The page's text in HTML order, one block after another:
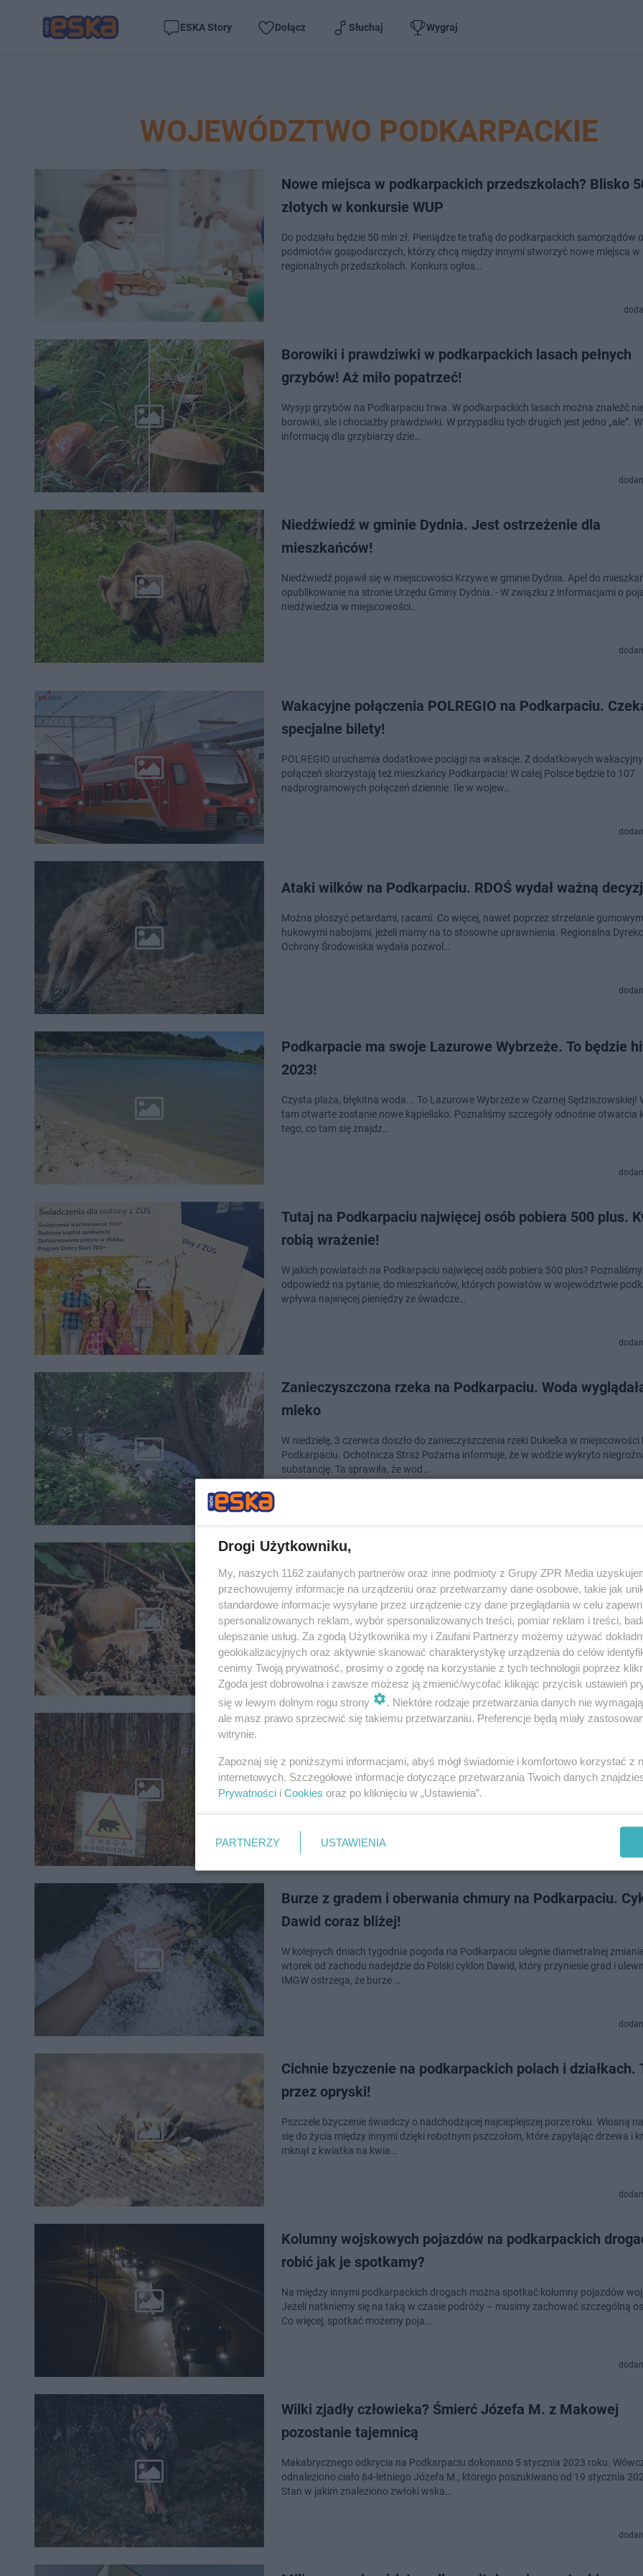
ESKA Story Dołącz Słuchaj Wygraj
WOJEWÓDZTWO PODKARPACKIE
Nowe miejsca w podkarpackich przedszkolach? Blisko
złotych w konkursie WUP
Do podziału będzie 50 mln zł. Pieniądze te trafią do podkarpackich samorządów
podmiotów gospodarczych, którzy chcą między innymi stworzyć nowe miejsca w
regionalnych przedszkolach. Konkurs ogłos…
Borowiki i prawdziwki w podkarpackich lasach pełnych
grzybów! Aż miło popatrzeć!
Wysyp grzybów na Podkarpaciu trwa. W podkarpackich lasach można znaleźć
borowiki, ale i chociażby prawdziwki. W przypadku tych drugich jest jedno „ale”.
informacją dla grzybiarzy dzie…
Niedźwiedź w gminie Dydnia. Jest ostrzeżenie dla
mieszkańców!
Niedźwiedź pojawił się w miejscowości Krzywe w gminie Dydnia. Apel do
opublikowanie na stronie Urzędu Gminy Dydnia. - W związku z informacjami o
niedźwiedzia w miejscowości…
Wakacyjne połączenia POLREGIO na Podkarpaciu.
specjalne bilety!
POLREGIO uruchamia dodatkowe pociągi na wakacje. Z dodatkowych
połączeń skorzystają też mieszkańcy Podkarpacia! W całej Polsce będzie to 107
nadprogramowych połączeń dziennie. Ile w wojew…
Ataki wilków na Podkarpaciu. RDOŚ wydał ważną
Można płoszyć petardami, racami. Co więcej, nawet poprzez strzelanie
hukowymi nabojami, jeżeli mamy na to stosowne uprawnienia. Regionalna
Ochrony Środowiska wydała pozwol…
Podkarpacie ma swoje Lazurowe Wybrzeże. To będzie
2023!
Czysta plaża, błękitna woda... To Lazurowe Wybrzeże w Czarnej Sędziszowskiej!
tam otwarte zostanie nowe kąpielisko. Poznaliśmy szczegóły odnośnie otwarcia
tego, co tam się znajdz…
Tutaj na Podkarpaciu najwięcej osób pobiera 500 plus.
robią wrażenie!
W jakich powiatach na Podkarpaciu najwięcej osób pobiera 500 plus? Poznaliśmy
odpowiedź na pytanie, do mieszkańców, których powiatów w województwie
wpływa najwięcej pieniędzy ze świadcze…
Zanieczyszczona rzeka na Podkarpaciu. Woda
mleko
W niedzielę, 3 czerwca doszło do zanieczyszczenia rzeki Dukielka w miejscowości
Podkarpaciu. Ochotnicza Straż Pożarna informuje, że w wodzie wykryto
substancję. Ta sprawiła, że wod…
Grzybobranie na Podkarpaciu. „Wszystkie grzybiarki i
grzybiarze – zaczęło się”
W podkarpackich lasach, ale i na łąkach, polanach a nawet w przydomowych
pojawiły się grzyby. Jest ich coraz więcej! Miłośnicy grzybobrania już zacierają
pierwszy w tym roku …
Ostrzeżenie dla 9 miejscowości na Podkarpaciu. Uwaga
Regionalna Dyrekcja Ochrony Środowiska w Rzeszowie ostrzega przed coraz
pojawiającymi się niedźwiedziami w dziewięciu gminach województwa
Burze z gradem i oberwania chmury na Podkarpaciu.
Dawid coraz bliżej!
W kolejnych dniach tygodnia pogoda na Podkarpaciu ulegnie diametralnej
wtorek od zachodu nadejdzie do Polski cyklon Dawid, który przyniesie grad i
IMGW ostrzega, że burze …
Cichnie bzyczenie na podkarpackich polach i działkach.
przez opryski!
Pszczele bzyczenie świadczy o nadchodzącej najcieplejszej porze roku. Wiosną
się do życia między innymi dzięki robotnym pszczołom, które zapylając drzewa i
mknął z kwiatka na kwia…
Kolumny wojskowych pojazdów na podkarpackich
robić jak je spotkamy?
Na między innymi podkarpackich drogach można spotkać kolumny pojazdów
Jeżeli natkniemy się na taką w czasie podróży – musimy zachować szczególną
Co więcej, spotkać możemy poja…
Wilki zjadły człowieka? Śmierć Józefa M. z Makowej
pozostanie tajemnicą
Makabrycznego odkrycia na Podkarpaciu dokonano 5 stycznia 2023 roku.
odnaleziono ciało 64-letniego Józefa M., którego poszukiwano od 19 stycznia
Stan w jakim znaleziono zwłoki wska…
Drogi Użytkowniku,
My, naszych 1162 zaufanych partnerów oraz inne podmioty z Grupy ZPR Media
przechowujemy informacje na urządzeniu oraz przetwarzamy dane osobowe, takie jak
standardowe informacje wysyłane przez urządzenie czy dane przeglądania w celu
spersonalizowanych reklam, wybór spersonalizowanych treści, pomiar reklam i treści,
ulepszanie usług. Za zgodą Użytkownika my i Zaufani Partnerzy możemy używać
geolokalizacyjnych oraz aktywnie skanować charakterystykę urządzenia do celów
cenimy Twoją prywatność, prosimy o zgodę na korzystanie z tych technologii poprzez
Zgoda jest dobrowolna i zawsze możesz ją zmienić/wycofać klikając przycisk ustawień
się w lewym dolnym rogu strony
. Niektóre rodzaje przetwarzania danych nie
ale masz prawo sprzeciwić się takiemu przetwarzaniu. Preferencje będą miały
witrynie.
Zapoznaj się z poniższymi informacjami, abyś mógł świadomie i komfortowo korzystać z
internetowych. Szczegółowe informacje dotyczące przetwarzania Twoich danych
Prywatności i Cookies oraz po kliknięciu w „Ustawienia”.
PARTNERZY USTAWIENIA